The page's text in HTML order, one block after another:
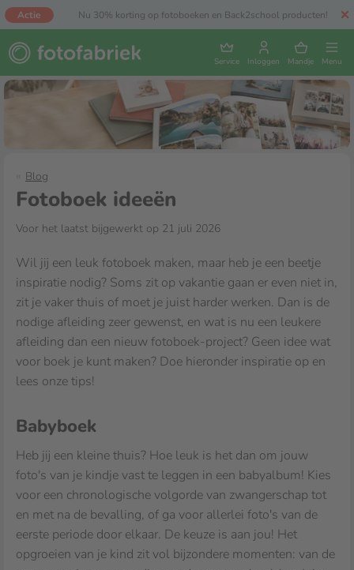
Actie Nu 30% korting op fotoboeken en Back2school producten!
Service Inloggen Mandje Menu
Blog
Fotoboek ideeën
Voor het laatst bijgewerkt op 21 juli 2026
Wil jij een leuk fotoboek maken, maar heb je een beetje
inspiratie nodig? Soms zit op vakantie gaan er even niet in,
zit je vaker thuis of moet je juist harder werken. Dan is de
nodige afleiding zeer gewenst, en wat is nu een leukere
afleiding dan een nieuw fotoboek-project? Geen idee wat
voor boek je kunt maken? Doe hieronder inspiratie op en
lees onze tips!
Babyboek
Heb jij een kleine thuis? Hoe leuk is het dan om jouw
foto's van je kindje vast te leggen in een babyalbum! Kies
voor een chronologische volgorde van zwangerschap tot
en met na de bevalling, of ga voor allerlei foto's van de
eerste periode door elkaar. De keuze is aan jou! Het
opgroeien van je kind zit vol bijzondere momenten: van de